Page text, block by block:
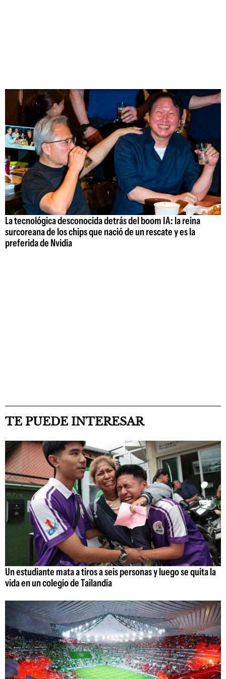
La tecnológica desconocida detrás del boom IA: la reina
surcoreana de los chips que nació de un rescate y es la
preferida de Nvidia
TE PUEDE INTERESAR
Un estudiante mata a tiros a seis personas y luego se quita la
vida en un colegio de Tailandia